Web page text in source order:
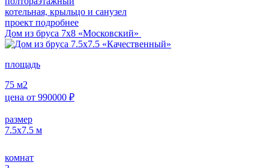
котельная, крыльцо и санузел
проект подробнее
Дом из бруса 7х8 «Московский»
площадь
75 м2
цена от 990000 ₽
размер
7.5х7.5 м
комнат